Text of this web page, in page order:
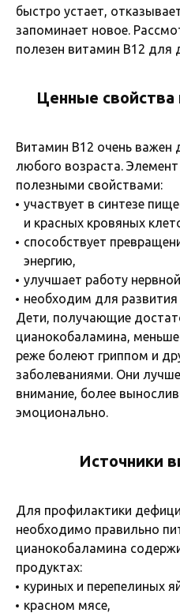
быстро устает,
запоминает новое.
полезен витамин B12 для
Ценные свойства
Витамин B12 очень важен
любого возраста.
полезными свойствами:
участвует в синтезе
и красных кровяных
способствует
энергию,
улучшает работу
необходим для развития
Дети, получающие
цианокобаламина,
реже болеют гриппом и
заболеваниями. Они
внимание, более
эмоционально.
Источники
Для профилактики
необходимо правильно
цианокобаламина
продуктах:
куриных и перепелиных
красном мясе,